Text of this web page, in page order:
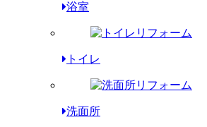
浴室
トイレ
洗面所